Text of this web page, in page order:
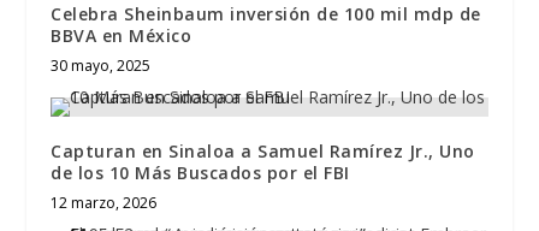
Celebra Sheinbaum inversión de 100 mil mdp de
BBVA en México
30 mayo, 2025
Capturan en Sinaloa a Samuel Ramírez Jr., Uno
de los 10 Más Buscados por el FBI
12 marzo, 2026